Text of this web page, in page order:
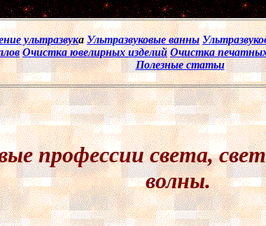
4
ультразвукаУльтразвуковые ванны
Очистка ювелирных изделий Очистка
Полезные статьи
профессии света,
волны.